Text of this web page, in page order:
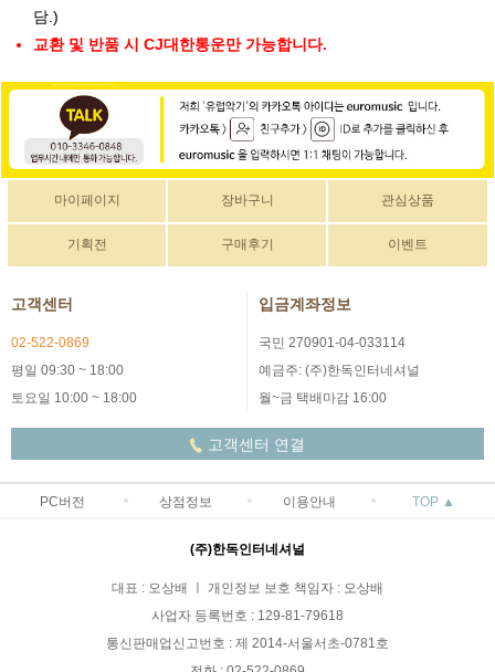
담.)
교환 및 반품 시 CJ대한통운만 가능합니다.
마이페이지 장바구니 관심상품
기획전 구매후기 이벤트
고객센터
02-522-0869
평일 09:30 ~ 18:00
토요일 10:00 ~ 18:00
입금계좌정보
국민 270901-04-033114
예금주: (주)한독인터네셔널
월~금 택배마감 16:00
고객센터 연결
PC버전 상점정보 이용안내 TOP ▲
(주)한독인터네셔널
대표 : 오상배 ㅣ 개인정보 보호 책임자 : 오상배
사업자 등록번호 : 129-81-79618
통신판매업신고번호 : 제 2014-서울서초-0781호